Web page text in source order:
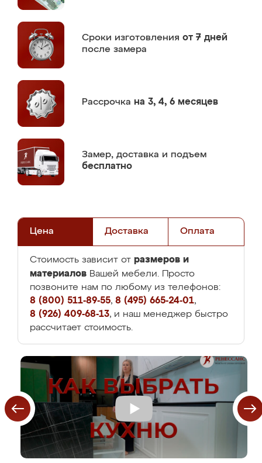
Сроки изготовления от 7 дней
после замера
Рассрочка на 3, 4, 6 месяцев
Замер, доставка и подъем
бесплатно
Цена Доставка Оплата
Стоимость зависит от размеров и
материалов Вашей мебели. Просто
позвоните нам по любому из телефонов:
8 (800) 511-89-55, 8 (495) 665-24-01,
8 (926) 409-68-13, и наш менеджер быстро
рассчитает стоимость.